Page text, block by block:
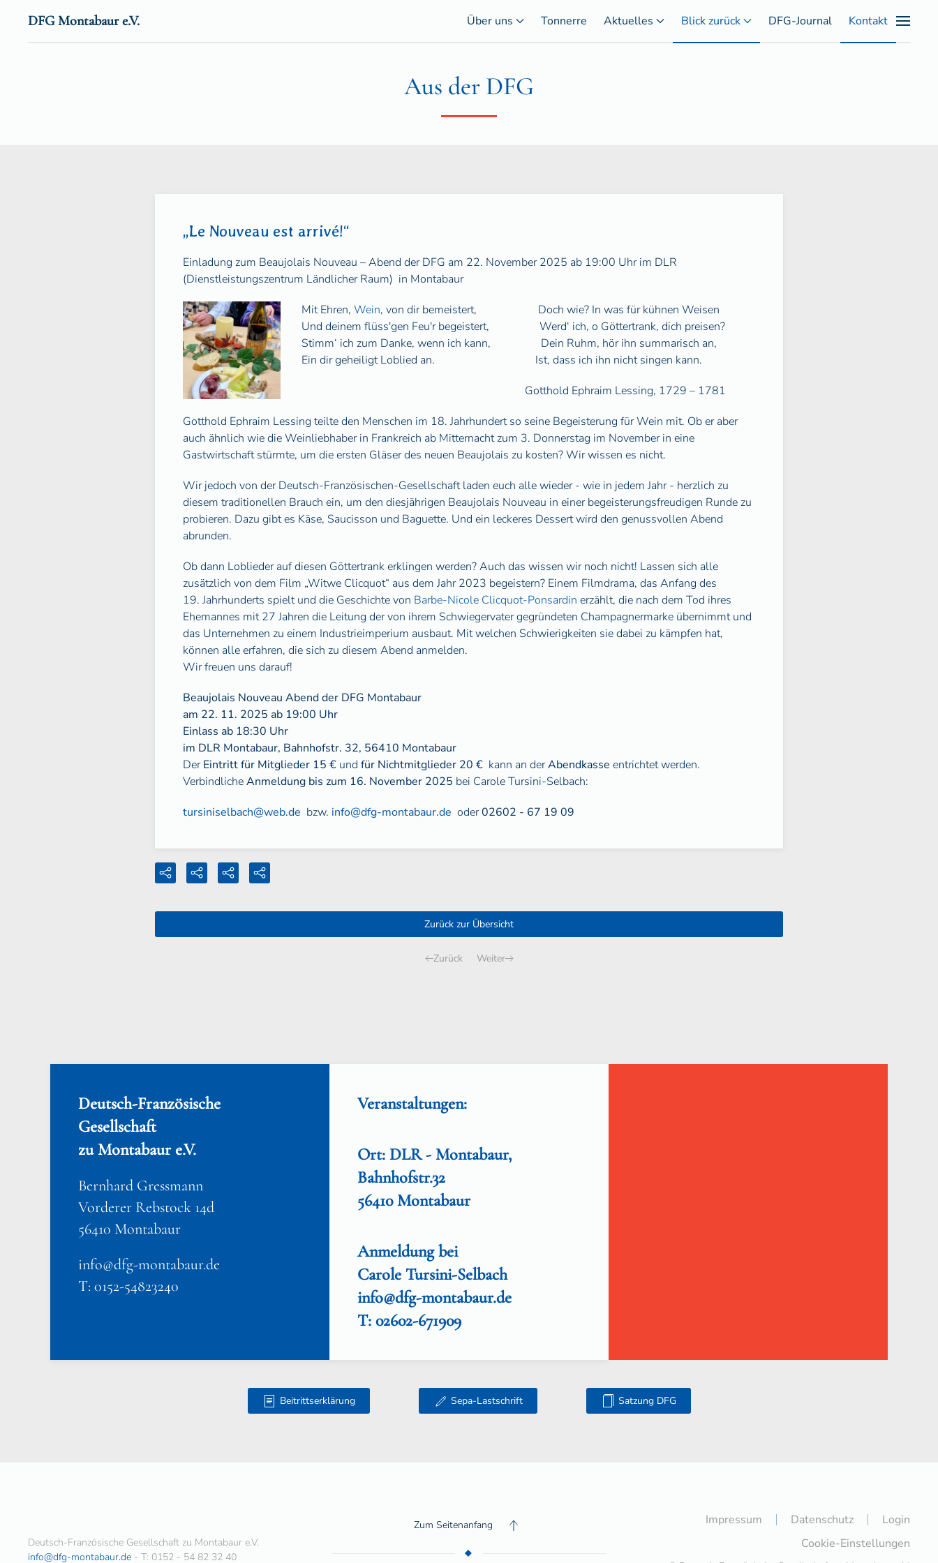
DFG Montabaur e.V. Über uns Tonnerre Aktuelles Blick zurück DFG-Journal Kontakt
Aus der DFG
„Le Nouveau est arrivé!“
Einladung zum Beaujolais Nouveau – Abend der DFG am 22. November 2025 ab 19:00 Uhr im DLR
(Dienstleistungszentrum Ländlicher Raum) in Montabaur
Mit Ehren, Wein, von dir bemeistert,
Doch wie? In was für kühnen Weisen
Und deinem flüss'gen Feu'r begeistert,
Werd‘ ich, o Göttertrank, dich preisen?
Stimm‘ ich zum Danke, wenn ich kann,
Dein Ruhm, hör ihn summarisch an,
Ein dir geheiligt Loblied an.
Ist, dass ich ihn nicht singen kann.
Gotthold Ephraim Lessing, 1729 – 1781
Gotthold Ephraim Lessing teilte den Menschen im 18. Jahrhundert so seine Begeisterung für Wein mit. Ob er aber
auch ähnlich wie die Weinliebhaber in Frankreich ab Mitternacht zum 3. Donnerstag im November in eine
Gastwirtschaft stürmte, um die ersten Gläser des neuen Beaujolais zu kosten? Wir wissen es nicht.
Wir jedoch von der Deutsch-Französischen-Gesellschaft laden euch alle wieder - wie in jedem Jahr - herzlich zu
diesem traditionellen Brauch ein, um den diesjährigen Beaujolais Nouveau in einer begeisterungsfreudigen Runde zu
probieren. Dazu gibt es Käse, Saucisson und Baguette. Und ein leckeres Dessert wird den genussvollen Abend
abrunden.
Ob dann Loblieder auf diesen Göttertrank erklingen werden? Auch das wissen wir noch nicht! Lassen sich alle
zusätzlich von dem Film „Witwe Clicquot“ aus dem Jahr 2023 begeistern? Einem Filmdrama, das Anfang des
19. Jahrhunderts spielt und die Geschichte von Barbe-Nicole Clicquot-Ponsardin erzählt, die nach dem Tod ihres
Ehemannes mit 27 Jahren die Leitung der von ihrem Schwiegervater gegründeten Champagnermarke übernimmt und
das Unternehmen zu einem Industrieimperium ausbaut. Mit welchen Schwierigkeiten sie dabei zu kämpfen hat,
können alle erfahren, die sich zu diesem Abend anmelden.
Wir freuen uns darauf!
Beaujolais Nouveau Abend der DFG Montabaur
am 22. 11. 2025 ab 19:00 Uhr
Einlass ab 18:30 Uhr
im DLR Montabaur, Bahnhofstr. 32, 56410 Montabaur
DerEintritt für Mitglieder 15 € und für Nichtmitglieder 20 € kann an derAbendkasse entrichtet werden.
VerbindlicheAnmeldung bis zum 16. November 2025 bei Carole Tursini-Selbach:
tursiniselbach@web.de bzw. info@dfg-montabaur.de oder02602 - 67 19 09
Zurück zur Übersicht
Zurück Weiter
Deutsch-Französische
Gesellschaft
zu Montabaur e.V.
Bernhard Gressmann
Vorderer Rebstock 14d
56410 Montabaur
info@dfg-montabaur.de
T: 0152-54823240
Veranstaltungen:
Ort: DLR - Montabaur,
Bahnhofstr.32
56410 Montabaur
Anmeldung bei
Carole Tursini-Selbach
info@dfg-montabaur.de
T: 02602-671909
Beitrittserklärung Sepa-Lastschrift Satzung DFG
Deutsch-Französische Gesellschaft zu Montabaur e.V.
info@dfg-montabaur.de - T: 0152 - 54 82 32 40
Zum Seitenanfang Impressum Datenschutz
Login
Cookie-Einstellungen